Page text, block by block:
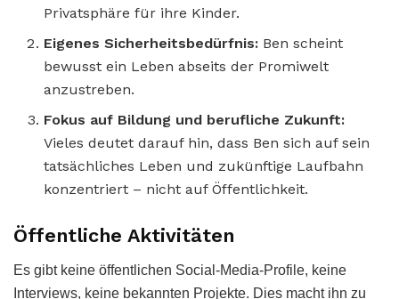
Privatsphäre für ihre Kinder.
Eigenes Sicherheitsbedürfnis: Ben scheint
bewusst ein Leben abseits der Promiwelt
anzustreben.
Fokus auf Bildung und berufliche Zukunft:
Vieles deutet darauf hin, dass Ben sich auf sein
tatsächliches Leben und zukünftige Laufbahn
konzentriert – nicht auf Öffentlichkeit.
Öffentliche Aktivitäten
Es gibt keine öffentlichen Social-Media-Profile, keine
Interviews, keine bekannten Projekte. Dies macht ihn zu